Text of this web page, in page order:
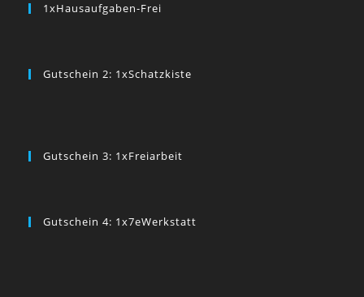
1xHausaufgaben-Frei
Gutschein 2: 1xSchatzkiste
Gutschein 3: 1xFreiarbeit
Gutschein 4: 1x7eWerkstatt